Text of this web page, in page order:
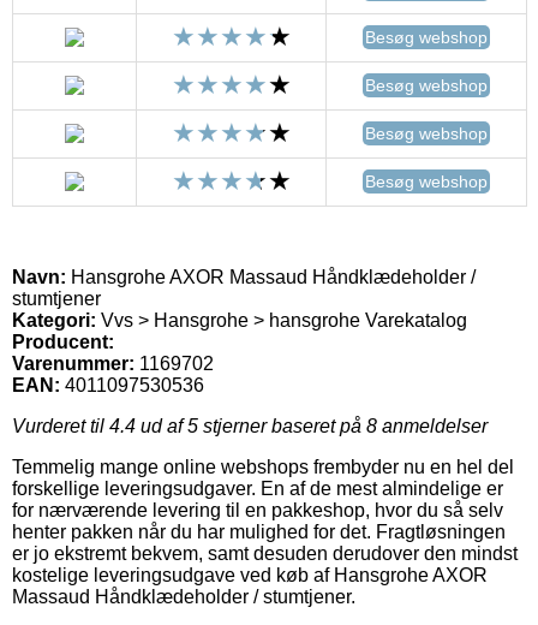
Besøg webshop
Besøg webshop
Besøg webshop
Besøg webshop
Navn: Hansgrohe AXOR Massaud Håndklædeholder /
stumtjener
Kategori: Vvs > Hansgrohe > hansgrohe Varekatalog
Producent:
Varenummer: 1169702
EAN: 4011097530536
Vurderet til 4.4 ud af 5 stjerner baseret på 8 anmeldelser
Temmelig mange online webshops frembyder nu en hel del
forskellige leveringsudgaver. En af de mest almindelige er
for nærværende levering til en pakkeshop, hvor du så selv
henter pakken når du har mulighed for det. Fragtløsningen
er jo ekstremt bekvem, samt desuden derudover den mindst
kostelige leveringsudgave ved køb af Hansgrohe AXOR
Massaud Håndklædeholder / stumtjener.